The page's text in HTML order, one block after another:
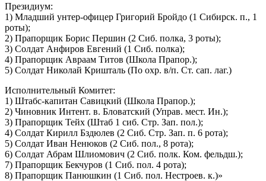
Президиум:
1) Младший унтер-офицер Григорий Бройдо (1 Сибирск. п., 1
роты);
2) Прапорщик Борис Першин (2 Сиб. полка, 3 роты);
3) Солдат Анфиров Евгений (1 Сиб. полка);
4) Прапорщик Авраам Титов (Школа Прапор.);
5) Солдат Николай Кришталь (По охр. в/п. Ст. сап. лаг.)
Исполнительный Комитет:
1) Штабс-капитан Савицкий (Школа Прапор.);
2) Чиновник Интент. в. Бловатский (Управ. мест. Ин.);
3) Прапорщик Тейх (Штаб 1 сиб. Стр. Зап. пол.);
4) Солдат Кирилл Бздюлев (2 Сиб. Стр. Зап. п. 6 рота);
5) Солдат Иван Ненюков (2 Сиб. пол., 8 рота);
6) Солдат Абрам Шлиомович (2 Сиб. полк. Ком. фельдш.);
7) Прапорщик Бекчуров (1 Сиб. пол. 4 рота);
8) Прапорщик Панюшкин (1 Сиб. пол. Нестроев. к.)»